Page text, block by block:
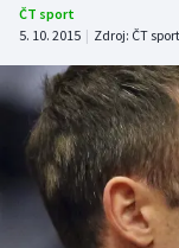
Atletika
Cyklistika
DALŠÍ SPORTY
Americký fotbal
NEPŘEHLÉDNĚTE
ČT sport
5. 10. 2015 | Zdroj: ČT sport